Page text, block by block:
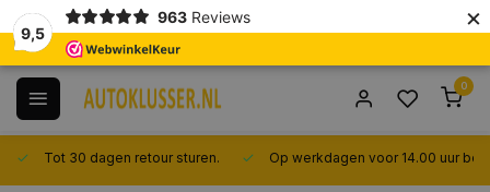
9,5
963 Reviews ×
0
Tot 30 dagen retour sturen. Op werkdagen voor 14.00 uur